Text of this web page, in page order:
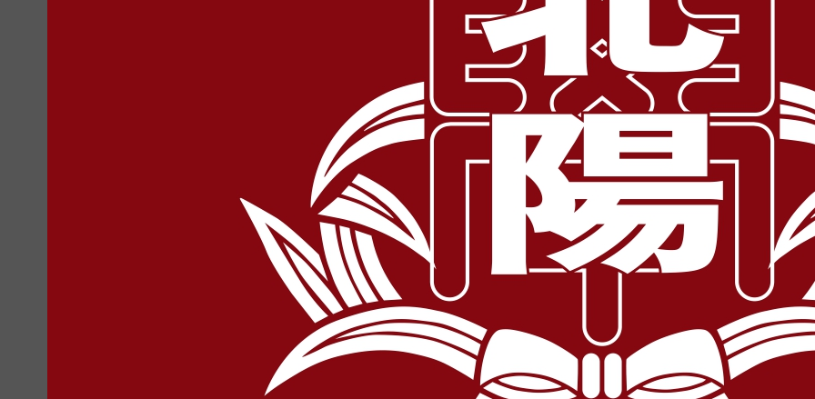
滋賀県教育委員会HPより、「平成28年度実施中学生の高等学校等体験入学（平成29年度入学者選抜対象生）」が
今年度滋賀の私学展日程をアップしました